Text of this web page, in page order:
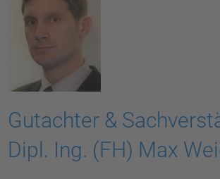
Gutachter &
Dipl. Ing. (FH) Max